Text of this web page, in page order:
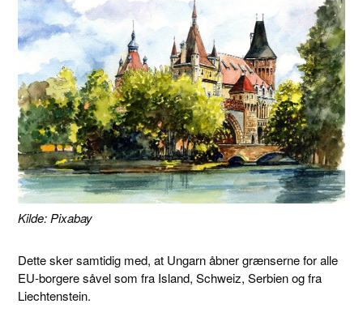
Kilde: Pixabay
Dette sker samtidig med, at Ungarn åbner grænserne for alle
EU-borgere såvel som fra Island, Schweiz, Serbien og fra
Liechtenstein.